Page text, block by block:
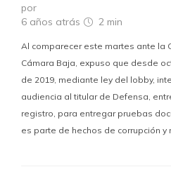
por
6 años atrás
2 min
Al comparecer este martes ante la
Cámara Baja, expuso que desde
de 2019, mediante ley del lobby,
audiencia al titular de Defensa,
registro, para entregar pruebas
es parte de hechos de corrupción y